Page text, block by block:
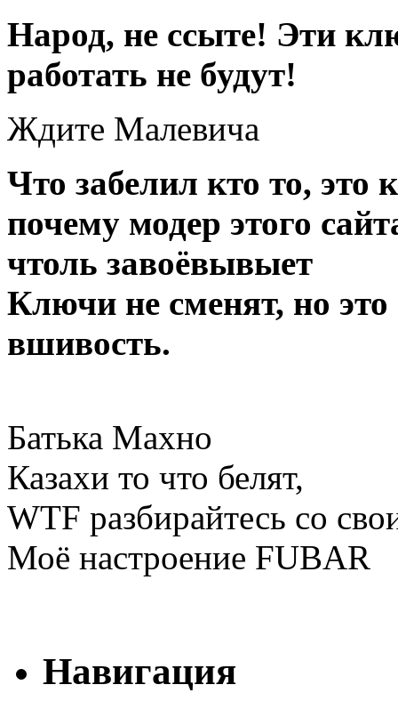
Народ, не ссыте! Эти
работать не будут!
Ждите Малевича
Что забелил кто то,
почему модер этого
чтоль завоёвывыет
Ключи не сменят, но
вшивость.
Батька Махно
Казахи то что белят,
WTF разбирайтесь со
Моё настроение FUBAR
Навигация